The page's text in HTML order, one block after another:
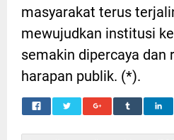
masyarakat terus
mewujudkan institusi
semakin dipercaya dan
harapan publik. (*).